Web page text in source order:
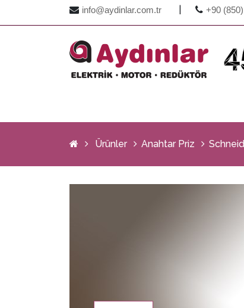
info@aydinlar.com.tr +90
Ürünler Anahtar Priz